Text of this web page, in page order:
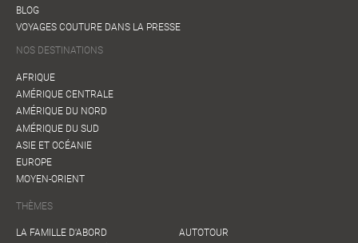
BLOG
VOYAGES COUTURE DANS LA PRESSE
NOS DESTINATIONS
AFRIQUE
AMÉRIQUE CENTRALE
AMÉRIQUE DU NORD
AMÉRIQUE DU SUD
ASIE ET OCÉANIE
EUROPE
MOYEN-ORIENT
THÈMES
LA FAMILLE D'ABORD
AUTOTOUR